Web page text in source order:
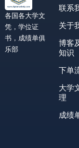
各国各大学文
凭，学位证
书，成绩单俱
乐部
联系
关于
博客
知识
下单
大学
理
成绩